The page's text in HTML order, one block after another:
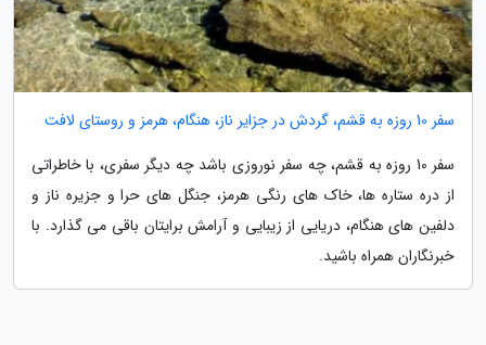
سفر 10 روزه به قشم، گردش در جزایر ناز، هنگام، هرمز و روستای لافت
سفر 10 روزه به قشم، چه سفر نوروزی باشد چه دیگر سفری، با خاطراتی
از دره ستاره ها، خاک های رنگی هرمز، جنگل های حرا و جزیره ناز و
دلفین های هنگام، دریایی از زیبایی و آرامش برایتان باقی می گذارد. با
خبرنگاران همراه باشید.